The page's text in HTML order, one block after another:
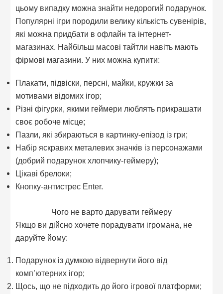
цьому випадку можна знайти недорогий подарунок.
Популярні ігри породили велику кількість сувенірів,
які можна придбати в офлайн та інтернет-
магазинах. Найбільш масові тайтли навіть мають
фірмові магазини. У них можна купити:
Плакати, підвіски, персні, майки, кружки за
мотивами відомих ігор;
Різні фігурки, якими геймери люблять прикрашати
своє робоче місце;
Пазли, які збираються в картинку-епізод із гри;
Набір яскравих металевих значків із персонажами
(добрий подарунок хлопчику-геймеру);
Цікаві брелоки;
Кнопку-антистрес Enter.
Чого не варто дарувати геймеру
Якщо ви дійсно хочете порадувати ігромана, не
даруйте йому:
Подарунок із думкою відвернути його від
комп’ютерних ігор;
Щось, що не підходить до його ігрової платформи;